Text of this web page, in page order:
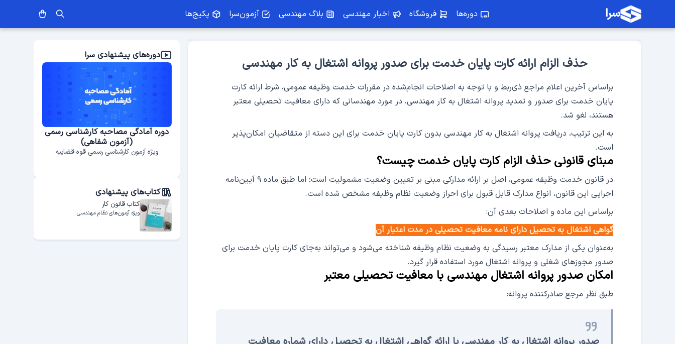
سرا دوره‌ها فروشگاه اخبار مهندسی بلاگ مهندسی آزمون‌سرا پکیج‌ها
حذف الزام ارائه کارت پایان خدمت برای صدور پروانه اشتغال به کار مهندسی
براساس آخرین اعلام مراجع ذی‌ربط و با توجه به اصلاحات انجام‌شده در مقررات خدمت وظیفه عمومی، شرط ارائه کارت
پایان خدمت برای صدور و تمدید پروانه اشتغال به کار مهندسی، در مورد مهندسانی که دارای معافیت تحصیلی معتبر
هستند، لغو شد.
به این ترتیب، دریافت پروانه اشتغال به کار مهندسی بدون کارت پایان خدمت برای این دسته از متقاضیان امکان‌پذیر
است.
مبنای قانونی حذف الزام کارت پایان خدمت چیست؟
در قانون خدمت وظیفه عمومی، اصل بر ارائه مدارکی مبنی بر تعیین وضعیت مشمولیت است؛ اما طبق ماده ۹ آیین‌نامه
اجرایی این قانون، انواع مدارک قابل قبول برای احراز وضعیت نظام وظیفه مشخص شده است.
براساس این ماده و اصلاحات بعدی آن:
گواهی اشتغال به تحصیل دارای نامه معافیت تحصیلی در مدت اعتبار آن
به‌عنوان یکی از مدارک معتبر رسیدگی به وضعیت نظام وظیفه شناخته می‌شود و می‌تواند به‌جای کارت پایان خدمت برای
صدور مجوزهای شغلی و پروانه اشتغال مورد استفاده قرار گیرد.
امکان صدور پروانه اشتغال مهندسی با معافیت تحصیلی معتبر
طبق نظر مرجع صادرکننده پروانه:
دوره‌های پیشنهادی سرا
سمینار استراتژی‌های رشد اعتبار و
درآمد با پروانه مهندسی
انطباق پروانه ساختمانی
دوره آمادگی مصاحبه کارشناسی رسمی
(آزمون شفاهی)
ویژه آزمون کارشناسی رسمی قوه قضاییه
کتاب‌های پیشنهادی
کتاب قانون کار
ویژه آزمون‌های نظام مهندسی